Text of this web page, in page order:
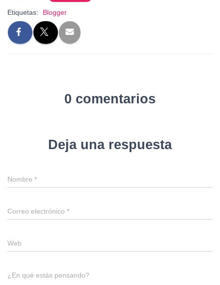
Etiquetas: Blogger
0 comentarios
Deja una respuesta
Nombre *
Correo electrónico *
Web
¿En qué estás pensando?